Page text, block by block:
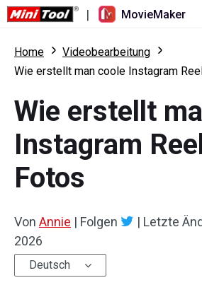
| MovieMaker
Startseite
Preise
Funktionen
Was ist neu
Übersicht
Seitenverhältnis
Geschwindigkeit anpassen/
Ressourcen
Benutzerhandbuch
Video-Tools
Video-Konverter
Online-Video-Downloader
Home
Videobearbeitung
Wie erstellt man coole Instagram
Wie erstellt
Instagram
Fotos
Von Annie | Folgen | Letzte
2026
Deutsch